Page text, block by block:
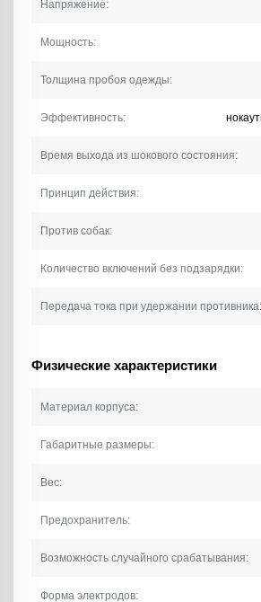
Напряжение:
Мощность:
Толщина пробоя одежды:
Эффективность:
Время выхода из шокового состояния:
Принцип действия:
Против собак:
Количество включений без подзарядки:
Передача тока при удержании противника:
Физические характеристики
Материал корпуса:
Габаритные размеры:
Вес:
Предохранитель:
Возможность случайного срабатывания:
Форма электродов: